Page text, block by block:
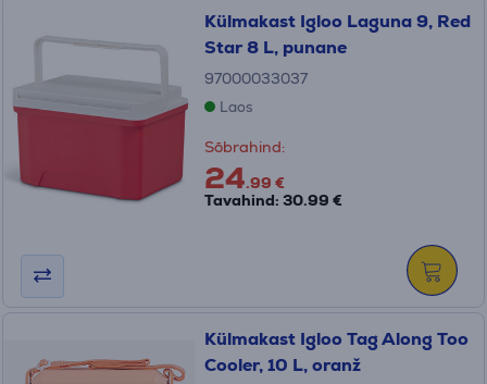
Külmakast Igloo Laguna 9, Red
Star 8 L, punane
97000033037
Laos
Sõbrahind:
24.99 €
Tavahind: 30.99 €
Külmakast Igloo Tag Along Too
Cooler, 10 L, oranž